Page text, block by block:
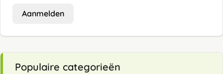
Aanmelden
Populaire categorieën